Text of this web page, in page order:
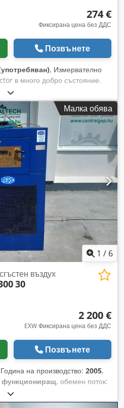
274 €
Фиксирана цена без ДДС
Позвънете
, Измервателно
в много добро състояние.
Малка обява
1 / 6
въздух
30
2 200 €
EXW Фиксирана цена без ДДС
Позвънете
на производство: 2005,
функциониращ, обемен поток:
мм
16 греда, общо тегло: